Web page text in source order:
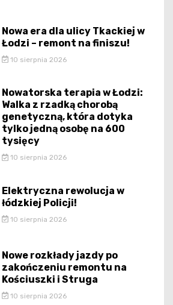
Nowa era dla ulicy Tkackiej w
Łodzi – remont na finiszu!
10 sierpnia 2026
Nowatorska terapia w Łodzi:
Walka z rzadką chorobą
genetyczną, która dotyka
tylko jedną osobę na 600
tysięcy
10 sierpnia 2026
Elektryczna rewolucja w
łódzkiej Policji!
10 sierpnia 2026
Nowe rozkłady jazdy po
zakończeniu remontu na
Kościuszki i Struga
10 sierpnia 2026